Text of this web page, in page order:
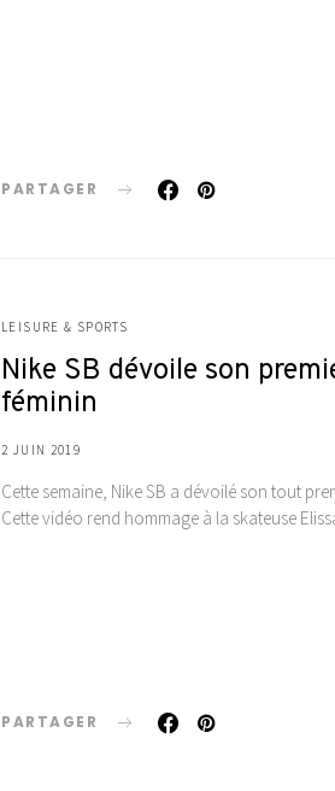
PARTAGER
LEISURE & SPORTS
Nike SB dévoile son
féminin
2 JUIN 2019
Cette semaine, Nike SB a dévoilé son tout
Cette vidéo rend hommage à la skateuse
PARTAGER